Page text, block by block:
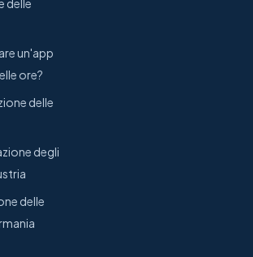
delle
un'app
ore?
delle
degli
delle